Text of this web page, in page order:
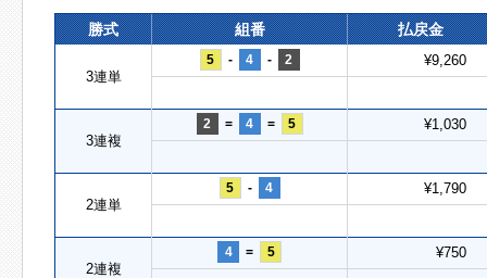
勝式 組番 払戻金
3連単
5 - 4 - 2 ¥9,260
3連複
2 = 4 = 5 ¥1,030
2連単
5 - 4 ¥1,790
2連複
4 = 5 ¥750